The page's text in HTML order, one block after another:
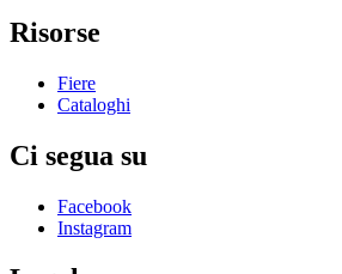
Risorse
Fiere
Cataloghi
Ci segua su
Facebook
Instagram